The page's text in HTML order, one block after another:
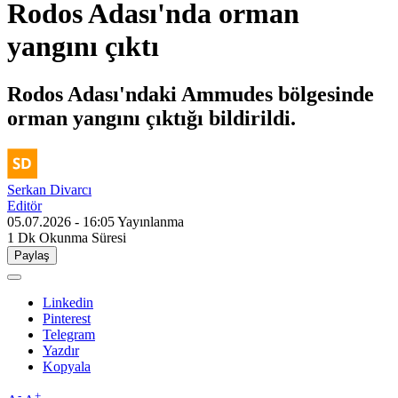
Rodos Adası'nda orman
yangını çıktı
Rodos Adası'ndaki Ammudes bölgesinde
orman yangını çıktığı bildirildi.
Serkan Divarcı
Editör
05.07.2026 - 16:05Yayınlanma
1 Dk Okunma Süresi
Paylaş
Linkedin
Pinterest
Telegram
Yazdır
Kopyala